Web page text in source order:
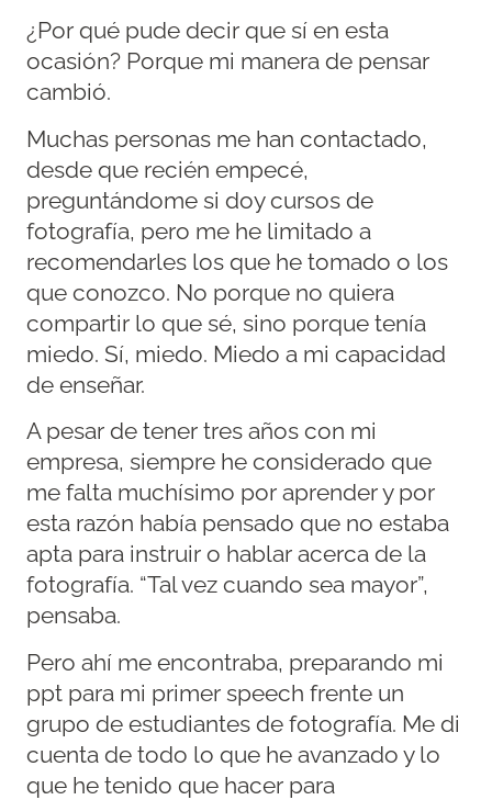
¿Por qué pude decir que sí en esta
ocasión? Porque mi manera de pensar
cambió.
Muchas personas me han contactado,
desde que recién empecé,
preguntándome si doy cursos de
fotografía, pero me he limitado a
recomendarles los que he tomado o los
que conozco. No porque no quiera
compartir lo que sé, sino porque tenía
miedo. Sí, miedo. Miedo a mi capacidad
de enseñar.
A pesar de tener tres años con mi
empresa, siempre he considerado que
me falta muchísimo por aprender y por
esta razón había pensado que no estaba
apta para instruir o hablar acerca de la
fotografía. “Tal vez cuando sea mayor”,
pensaba.
Pero ahí me encontraba, preparando mi
ppt para mi primer speech frente un
grupo de estudiantes de fotografía. Me di
cuenta de todo lo que he avanzado y lo
que he tenido que hacer para